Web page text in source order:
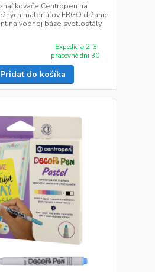
Centropen na
materiálov ERGO držanie
na vodnej báze svetlostály
Expedícia 2-3
pracovné dni 30
Pridať do košíka